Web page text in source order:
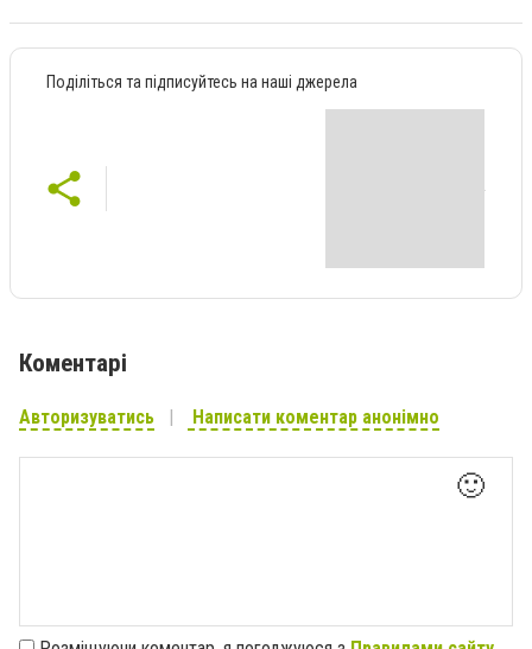
Поділіться та підписуйтесь на наші джерела
Коментарі
Авторизуватись Написати коментар анонімно
🙂